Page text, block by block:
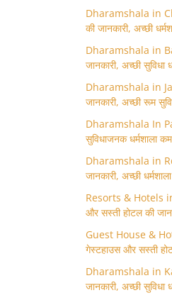
Dharamshala in
की जानकारी, अच्छी
Dharamshala in
जानकारी, अच्छी सुविधा
Dharamshala in
जानकारी, अच्छी रूम
Dharamshala In
सुविधाजनक धर्मशाला
Dharamshala in
जानकारी, अच्छी
Resorts & Hotels in
और सस्ती होटल की
Guest House &
गेस्टहाउस और सस्ती
Dharamshala in
जानकारी, अच्छी सुविधा